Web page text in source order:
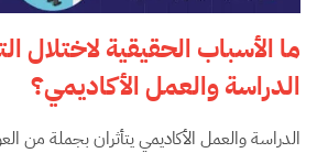
ما الأسباب الحقيقية لاختلال
الدراسة والعمل الأكاديمي؟
الدراسة والعمل الأكاديمي يتأثران بجملة من